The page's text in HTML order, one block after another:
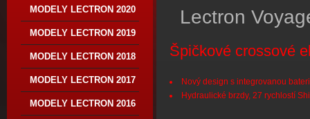
MODELY LECTRON 2020
MODELY LECTRON 2019
MODELY LECTRON 2018
MODELY LECTRON 2017
MODELY LECTRON 2016
Lectron
Špičkové crossové
Nový design s integrovanou
Hydraulické brzdy, 27 rychlostí